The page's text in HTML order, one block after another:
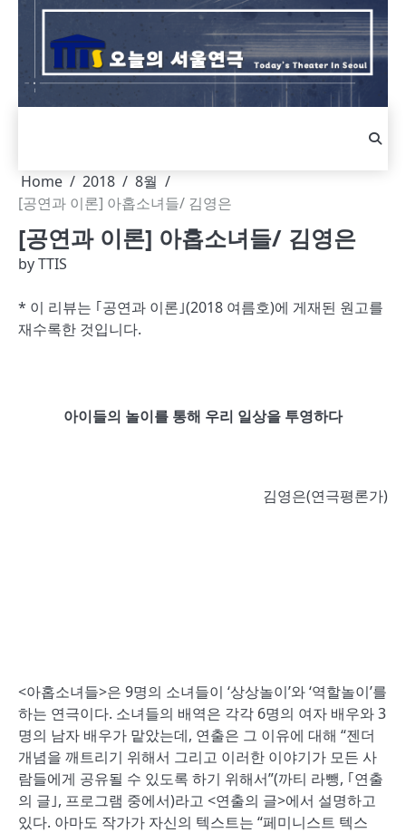
Skip
content
Home 2018
8월
[공연과 이론] 아홉소녀들/ 김영은
[공연과 이론] 아홉소녀들/ 김영은
byTTIS
* 이 리뷰는 ｢공연과 이론｣(2018 여름호)에 게재된 원고를
재수록한 것입니다.
아이들의 놀이를 통해 우리 일상을 투영하다
김영은(연극평론가)
<아홉소녀들>은 9명의 소녀들이 ‘상상놀이’와 ‘역할놀이’를
하는 연극이다. 소녀들의 배역은 각각 6명의 여자 배우와 3
명의 남자 배우가 맡았는데, 연출은 그 이유에 대해 “젠더
개념을 깨트리기 위해서 그리고 이러한 이야기가 모든 사
람들에게 공유될 수 있도록 하기 위해서”(까티 라뺑, ｢연출
의 글｣, 프로그램 중에서)라고 <연출의 글>에서 설명하고
있다. 아마도 작가가 자신의 텍스트는 “페미니스트 텍스